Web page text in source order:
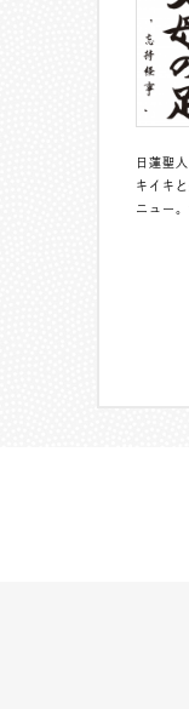
日蓮聖
キイキ
ニュー。